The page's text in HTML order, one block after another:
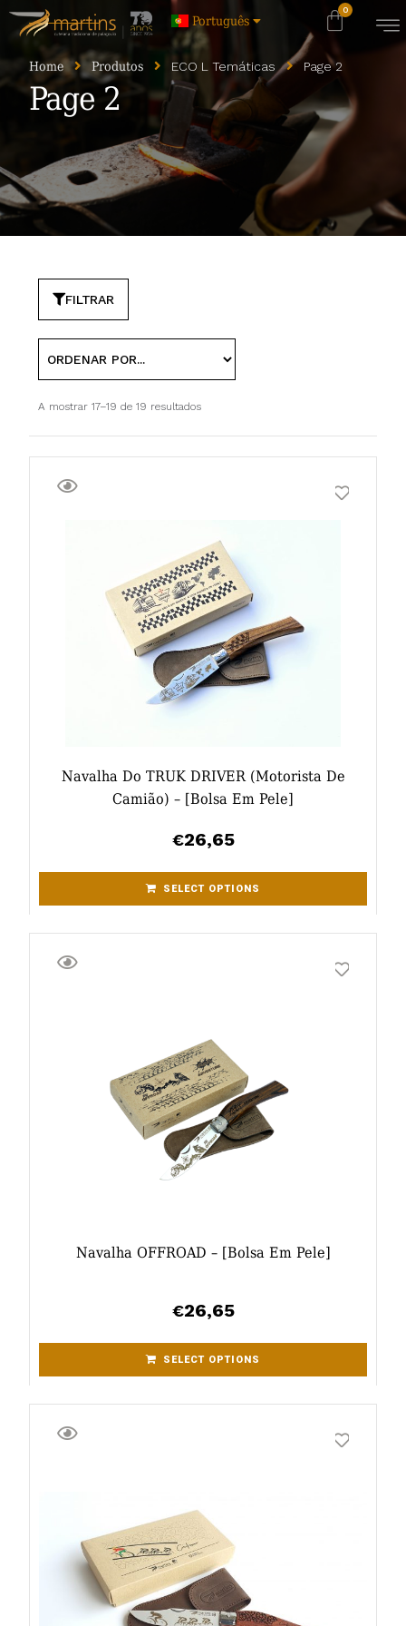
Português
Page 2
Home Produtos ECO L Temáticas Page 2
A mostrar 17–19 de 19 resultados
FILTRAR
Navalha Do TRUK DRIVER (motorista De
Camião) – [bolsa Em Pele]
€26,65
SELECT OPTIONS
Navalha OFFROAD – [bolsa Em Pele]
€26,65
SELECT OPTIONS